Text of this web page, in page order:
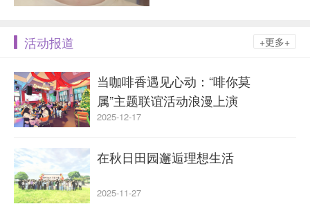
活动报道 +更多+
当咖啡香遇见心动：“啡你莫
属”主题联谊活动浪漫上演
2025-12-17
在秋日田园邂逅理想生活
2025-11-27